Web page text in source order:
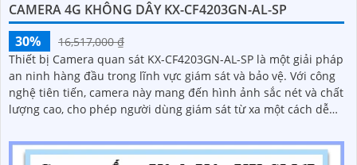
CAMERA 4G KHÔNG DÂY KX-CF4203GN-AL-SP
30%
16,517,000 ₫
Thiết bị Camera quan sát KX-CF4203GN-AL-SP là một giải pháp
an ninh hàng đầu trong lĩnh vực giám sát và bảo vệ. Với công
nghệ tiên tiến, camera này mang đến hình ảnh sắc nét và chất
lượng cao, cho phép người dùng giám sát từ xa một cách dễ